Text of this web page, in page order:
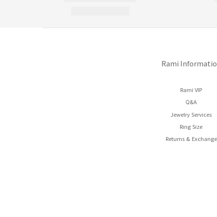
Rami
Rami VIP
Q&A
Jewelry Services
Ring Size
Returns & Exchange